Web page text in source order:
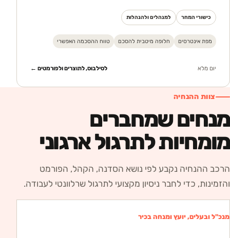
כישורי המחר למנהלים ולהנהלות
מפת אינטרסים חלופה מיטבית להסכם טווח ההסכמה האפשרי
יום מלא לסילבוס, לתוצרים ולפורמטים ←
צוות ההנחיה
מנחים שמחברים
מומחיות לתרגול ארגוני
הרכב ההנחיה נקבע לפי נושא הסדנה, הקהל, הפורמט
והזמינות, כדי לחבר ניסיון מקצועי לתרגול שרלוונטי לעבודה.
מנכ"ל ובעלים, יועץ ומנחה בכיר